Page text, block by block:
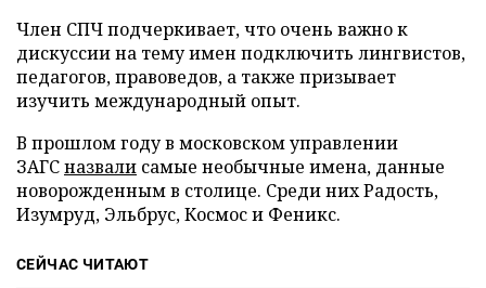
Член СПЧ подчеркивает, что очень важно к
дискуссии на тему имен подключить лингвистов,
педагогов, правоведов, а также призывает
изучить международный опыт.
В прошлом году в московском управлении
ЗАГСназвали самые необычные имена, данные
новорожденным в столице. Среди них Радость,
Изумруд, Эльбрус, Космос и Феникс.
СЕЙЧАС ЧИТАЮТ